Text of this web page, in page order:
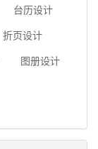
台历设计
折页设计
图册设计